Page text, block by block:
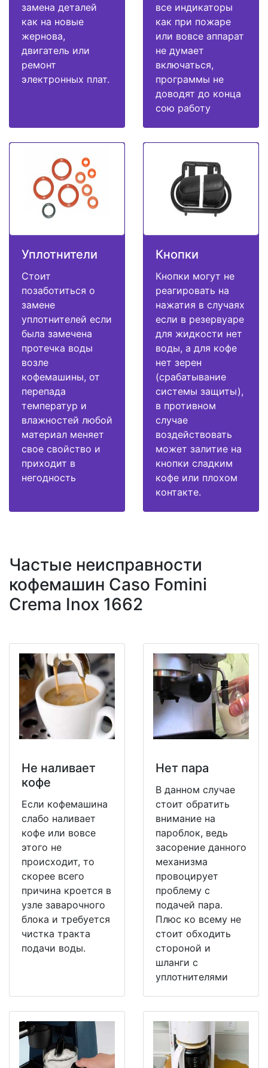
замена деталей
как на новые
жернова,
двигатель или
ремонт
электронных плат.
все индикаторы
как при пожаре
или вовсе аппарат
не думает
включаться,
программы не
доводят до конца
сою работу
Уплотнители
Стоит
позаботиться о
замене
уплотнителей если
была замечена
протечка воды
возле
кофемашины, от
перепада
температур и
влажностей любой
материал меняет
свое свойство и
приходит в
негодность
Кнопки
Кнопки могут не
реагировать на
нажатия в случаях
если в резервуаре
для жидкости нет
воды, а для кофе
нет зерен
(срабатывание
системы защиты),
в противном
случае
воздействовать
может залитие на
кнопки сладким
кофе или плохом
контакте.
Частые неисправности
кофемашин Caso Fomini
Crema Inox 1662
Не наливает
кофе
Если кофемашина
слабо наливает
кофе или вовсе
этого не
происходит, то
скорее всего
причина кроется в
узле заварочного
блока и требуется
чистка тракта
подачи воды.
Нет пара
В данном случае
стоит обратить
внимание на
пароблок, ведь
засорение данного
механизма
провоцирует
проблему с
подачей пара.
Плюс ко всему не
стоит обходить
стороной и
шланги с
уплотнителями